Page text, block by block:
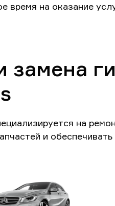
время на оказание
замена
на
и